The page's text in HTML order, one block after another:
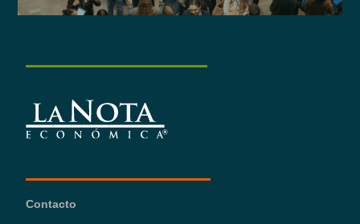
Contacto